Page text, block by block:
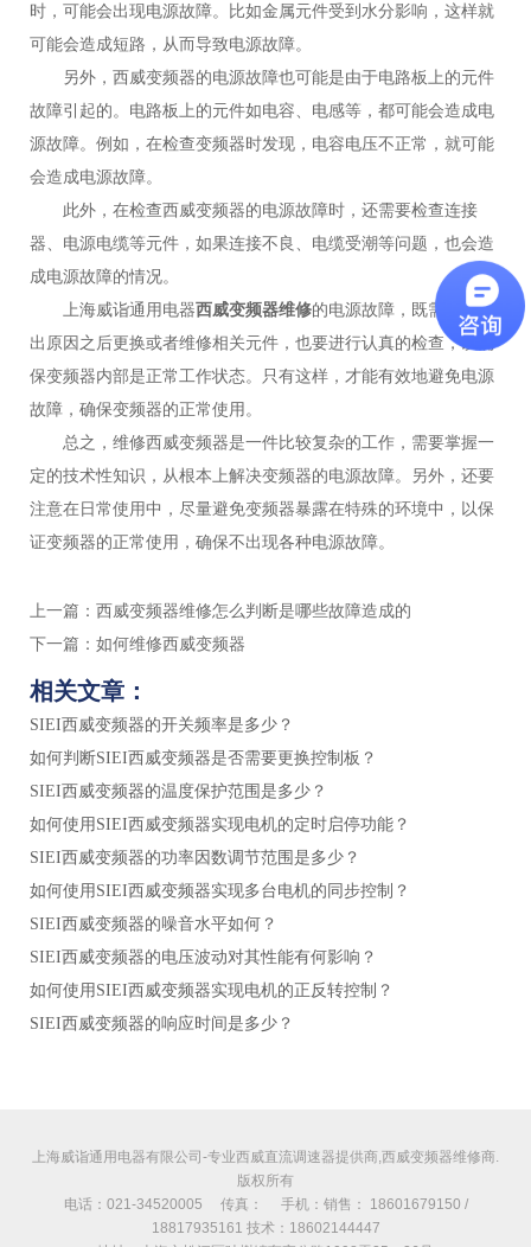
时，可能会出现电源故障。比如金属元件受到水分影响，这样就
可能会造成短路，从而导致电源故障。
另外，西威变频器的电源故障也可能是由于电路板上的元件
故障引起的。电路板上的元件如电容、电感等，都可能会造成电
源故障。例如，在检查变频器时发现，电容电压不正常，就可能
会造成电源故障。
此外，在检查西威变频器的电源故障时，还需要检查连接
器、电源电缆等元件，如果连接不良、电缆受潮等问题，也会造
成电源故障的情况。
上海威诣通用电器西威变频器维修的电源故障，既需要在查
出原因之后更换或者维修相关元件，也要进行认真的检查，以确
保变频器内部是正常工作状态。只有这样，才能有效地避免电源
故障，确保变频器的正常使用。
总之，维修西威变频器是一件比较复杂的工作，需要掌握一
定的技术性知识，从根本上解决变频器的电源故障。另外，还要
注意在日常使用中，尽量避免变频器暴露在特殊的环境中，以保
证变频器的正常使用，确保不出现各种电源故障。
上一篇： 西威变频器维修怎么判断是哪些故障造成的
下一篇： 如何维修西威变频器
相关文章：
SIEI西威变频器的开关频率是多少？
如何判断SIEI西威变频器是否需要更换控制板？
SIEI西威变频器的温度保护范围是多少？
如何使用SIEI西威变频器实现电机的定时启停功能？
SIEI西威变频器的功率因数调节范围是多少？
如何使用SIEI西威变频器实现多台电机的同步控制？
SIEI西威变频器的噪音水平如何？
SIEI西威变频器的电压波动对其性能有何影响？
如何使用SIEI西威变频器实现电机的正反转控制？
SIEI西威变频器的响应时间是多少？
上海威诣通用电器有限公司-专业西威直流调速器提供商,西威变频器维修商.
版权所有
电话：021-34520005 传真： 手机：销售： 18601679150 /
18817935161 技术：18602144447